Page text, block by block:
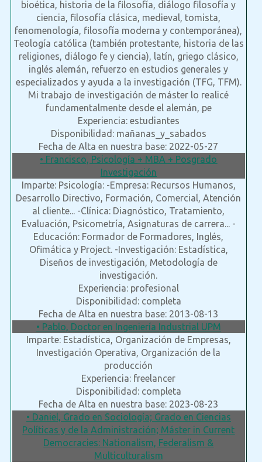
bioética, historia de la filosofía, diálogo filosofía y
ciencia, filosofía clásica, medieval, tomista,
fenomenología, filosofía moderna y contemporánea),
Teología católica (también protestante, historia de las
religiones, diálogo fe y ciencia), latín, griego clásico,
inglés alemán, refuerzo en estudios generales y
especializados y ayuda a la investigación (TFG, TFM).
Mi trabajo de investigación de máster lo realicé
fundamentalmente desde el alemán, pe
Experiencia: estudiantes
Disponibilidad: mañanas_y_sabados
Fecha de Alta en nuestra base: 2022-05-27
• Francisco, Psicología + MBA + Posgrado
Investigación
Imparte: Psicología: -Empresa: Recursos Humanos,
Desarrollo Directivo, Formación, Comercial, Atención
al cliente... -Clínica: Diagnóstico, Tratamiento,
Evaluación, Psicometría, Asignaturas de carrera... -
Educación: Formador de Formadores, Inglés,
Ofimática y Project. -Investigación: Estadística,
Diseños de investigación, Metodología de
investigación.
Experiencia: profesional
Disponibilidad: completa
Fecha de Alta en nuestra base: 2013-08-13
• Pablo, Doctor en Ingeniería Industrial UPM
Imparte: Estadística, Organización de Empresas,
Investigación Operativa, Organización de la
producción
Experiencia: freelancer
Disponibilidad: completa
Fecha de Alta en nuestra base: 2023-08-23
• Daniel, Grado en Sociología; Grado en Ciencias
Políticas y de la Administración; Máster in Current
Democracies: Nationalism, Federalism &
Multiculturalism